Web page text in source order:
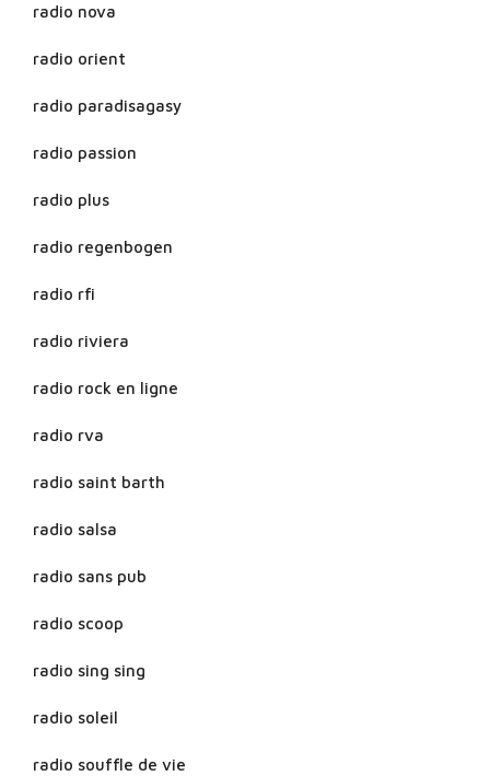
radio nova
radio orient
radio paradisagasy
radio passion
radio plus
radio regenbogen
radio rfi
radio riviera
radio rock en ligne
radio rva
radio saint barth
radio salsa
radio sans pub
radio scoop
radio sing sing
radio soleil
radio souffle de vie